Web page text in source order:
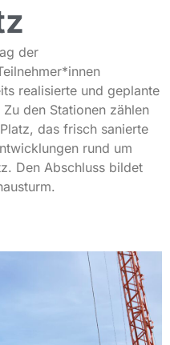
der
realisierte und geplante
den Stationen zählen
das frisch sanierte
rund um
Den Abschluss bildet